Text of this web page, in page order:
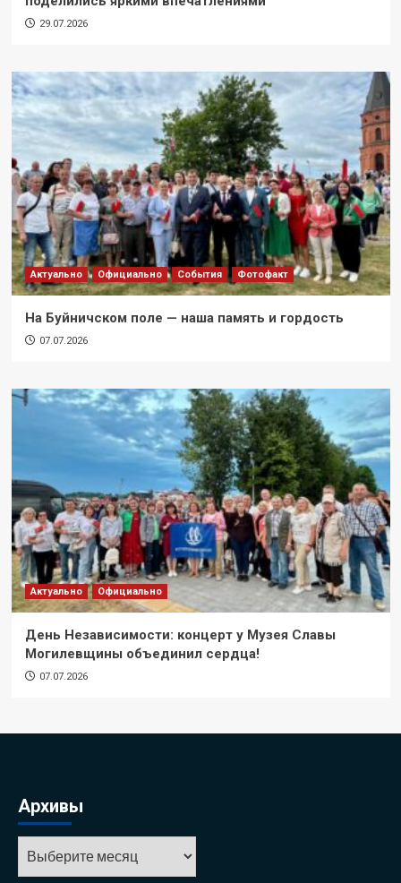
29.07.2026
Актуально Официально События Фотофакт
На Буйничском поле — наша память и гордость
07.07.2026
Актуально Официально
День Независимости: концерт у Музея Славы
Могилевщины объединил сердца!
07.07.2026
Архивы
Архивы